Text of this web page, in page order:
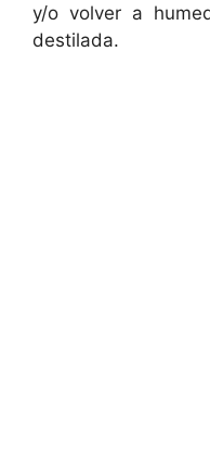
y/o volver a
destilada.